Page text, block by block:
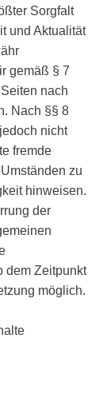
Sorgfalt
und Aktualität
gemäß § 7
nach
Nach §§ 8
nicht
fremde
zu
hinweisen.
der
dem Zeitpunkt
möglich.